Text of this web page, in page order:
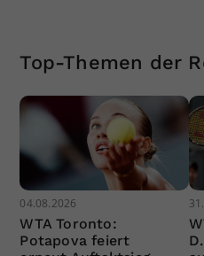
Top-Themen der
04.08.2026
WTA Toronto:
Potapova feiert